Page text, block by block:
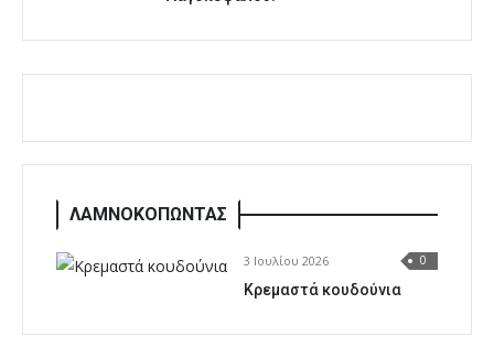
ΛΑΜΝΟΚΟΠΩΝΤΑΣ
3 Ιουλίου 2026 0
Κρεμαστά κουδούνια